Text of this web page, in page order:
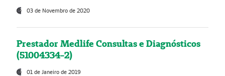
03 de Novembro de 2020
Prestador Medlife Consultas e Diagnósticos
(51004334-2)
01 de Janeiro de 2019